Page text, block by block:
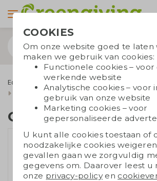
Eco tassen Rugzakken
Laptoprugzakken
Gerecycleerde rugzak
Gerecycleerde
COOKIES
Om onze website goed te laten
maken we gebruik van cookies:
Functionele cookies –
werkende website
Analytische cookies – voor
gebruik van onze website
Marketing cookies – voor
gepersonaliseerde
U kunt alle cookies toestaan of
noodzakelijke cookies
gevallen gaan we zorgvuldig
gegevens om. Daarover leest u
onze privacy-policyen